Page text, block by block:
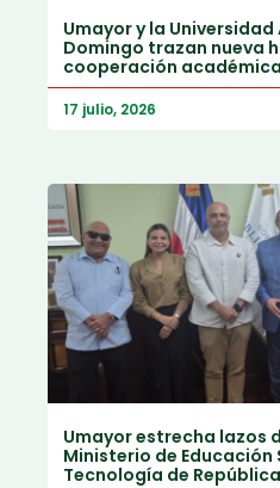
Umayor y la
Domingo trazan nueva
cooperación académica
17 julio, 2026
Umayor estrecha lazos
Ministerio de Educación
Tecnología de